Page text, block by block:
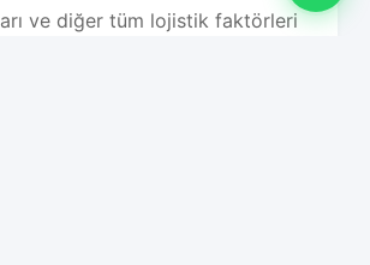
ve diğer tüm lojistik faktörleri